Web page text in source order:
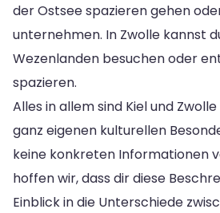
der Ostsee spazieren gehen
unternehmen. In Zwolle kannst
Wezenlanden besuchen oder
spazieren.
Alles in allem sind Kiel und
ganz eigenen kulturellen
keine konkreten Informationen
hoffen wir, dass dir diese
Einblick in die Unterschiede